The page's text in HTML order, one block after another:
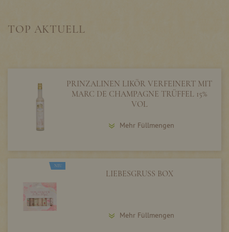
TOP AKTUELL
PRINZALINEN LIKÖR VERFEINERT MIT
MARC DE CHAMPAGNE TRÜFFEL 15%
VOL
Mehr Füllmengen
NEU
LIEBESGRUSS BOX
Mehr Füllmengen